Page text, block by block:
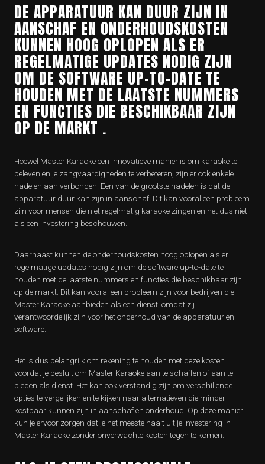
DE APPARATUUR KAN DUUR ZIJN IN
AANSCHAF EN ONDERHOUDSKOSTEN
KUNNEN HOOG OPLOPEN ALS ER
REGELMATIGE UPDATES NODIG ZIJN
OM DE SOFTWARE UP-TO-DATE TE
HOUDEN MET DE LAATSTE NUMMERS
EN FUNCTIES DIE BESCHIKBAAR ZIJN
OP DE MARKT .
Hoewel Master Karaoke een innovatieve manier is om karaoke te
beleven en je zangvaardigheden te verbeteren, zijn er ook enkele
nadelen aan verbonden. Een van de grootste nadelen is dat de
apparatuur duur kan zijn in aanschaf. Dit kan vooral een probleem
zijn voor mensen die niet regelmatig karaoke zingen en het dus niet
als een investering beschouwen.
Daarnaast kunnen de onderhoudskosten hoog oplopen als er
regelmatige updates nodig zijn om de software up-to-date te
houden met de laatste nummers en functies die beschikbaar zijn
op de markt. Dit kan vooral een probleem zijn voor bedrijven die
Master Karaoke aanbieden als een dienst, omdat zij
verantwoordelijk zijn voor het onderhoud van de apparatuur en
software.
Het is dus belangrijk om rekening te houden met deze kosten
voordat je besluit om Master Karaoke aan te schaffen of aan te
bieden als dienst. Het kan ook verstandig zijn om verschillende
opties te vergelijken en te kijken naar alternatieven die minder
kostbaar kunnen zijn in aanschaf en onderhoud. Op deze manier
kun je ervoor zorgen dat je het meeste haalt uit je investering in
Master Karaoke zonder onverwachte kosten tegen te komen.